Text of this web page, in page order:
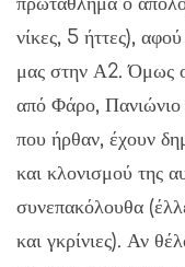
νίκες, 5 ήττες),
μας στην Α2. Όμως
από Φάρο, Πανιώνιο
που ήρθαν, έχουν
και κλονισμού της
συνεπακόλουθα
και γκρίνιες). Αν